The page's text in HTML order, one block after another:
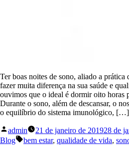
Ter boas noites de sono, aliado a
fazer muita diferença na sua saúde e
ouvimos que o ideal é dormir oito horas
Durante o sono, além de descansar, o
o equilíbrio do sistema imunológico, […]
admin 21 de janeiro de 201928 de
Blog
bem estar, qualidade de vida,